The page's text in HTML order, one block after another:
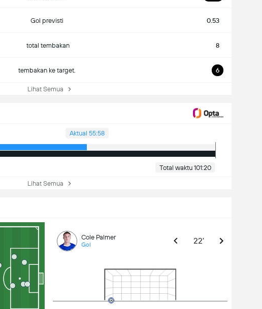
Gol previsti 0.53
total tembakan 8
tembakan ke target. 6
Lihat Semua
Aktual 55:58
Total waktu 101:20
Lihat Semua
Cole Palmer
Gol 22'